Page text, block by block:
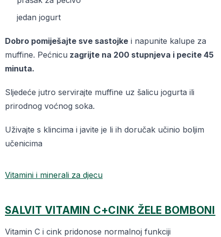
jedan jogurt
Dobro pomiješajte sve sastojke i napunite kalupe za
muffine. Pećnicu zagrijte na 200 stupnjeva i pecite 45
minuta.
Sljedeće jutro servirajte muffine uz šalicu jogurta ili
prirodnog voćnog soka.
Uživajte s klincima i javite je li ih doručak učinio boljim
učenicima
Vitamini i minerali za djecu
SALVIT VITAMIN C+CINK ŽELE BOMBONI
Vitamin C i cink pridonose normalnoj funkciji